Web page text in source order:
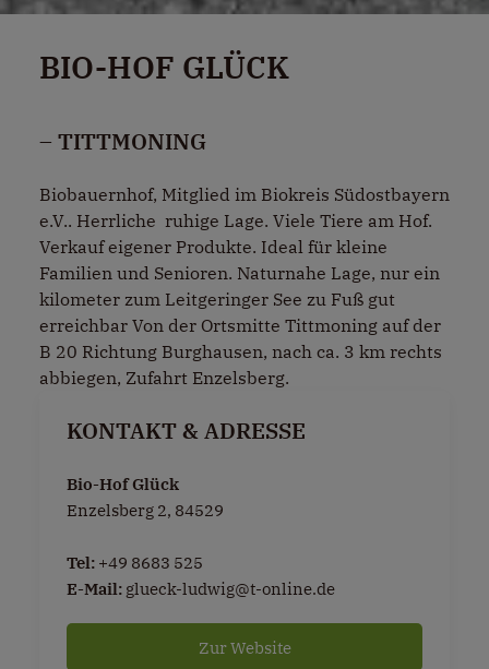
BIO-HOF GLÜCK
– TITTMONING
Biobauernhof, Mitglied im Biokreis Südostbayern
e.V.. Herrliche ruhige Lage. Viele Tiere am Hof.
Verkauf eigener Produkte. Ideal für kleine
Familien und Senioren. Naturnahe Lage, nur ein
kilometer zum Leitgeringer See zu Fuß gut
erreichbar Von der Ortsmitte Tittmoning auf der
B 20 Richtung Burghausen, nach ca. 3 km rechts
abbiegen, Zufahrt Enzelsberg.
KONTAKT & ADRESSE
Bio-Hof Glück
Enzelsberg 2, 84529
Tel: +49 8683 525
E-Mail: glueck-ludwig@t-online.de
Zur Website